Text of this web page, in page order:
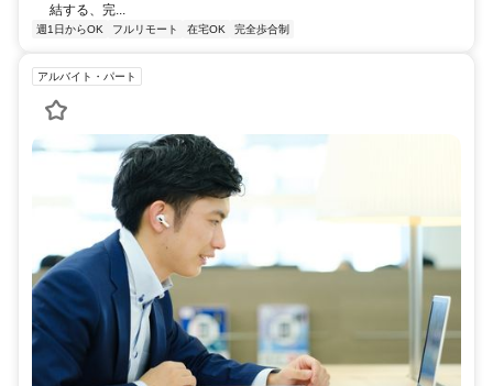
結する、完...
週1日からOK フルリモート 在宅OK 完全歩合制
アルバイト・パート